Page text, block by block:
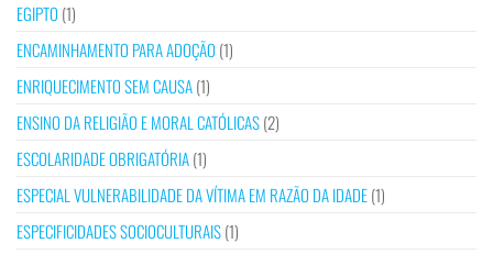
EGIPTO (1)
ENCAMINHAMENTO PARA ADOÇÃO (1)
ENRIQUECIMENTO SEM CAUSA(1)
ENSINO DA RELIGIÃO E MORAL CATÓLICAS(2)
ESCOLARIDADE OBRIGATÓRIA(1)
ESPECIAL VULNERABILIDADE DA VÍTIMA EM RAZÃO DA IDADE(1)
ESPECIFICIDADES SOCIOCULTURAIS(1)